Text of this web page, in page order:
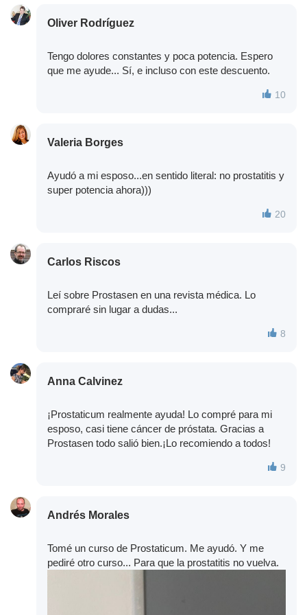
Oliver Rodríguez
Tengo dolores constantes y poca potencia. Espero
que me ayude... Sí, e incluso con este descuento.
10
Valeria Borges
Ayudó a mi esposo...en sentido literal: no prostatitis y
super potencia ahora)))
20
Carlos Riscos
Leí sobre Prostasen en una revista médica. Lo
compraré sin lugar a dudas...
8
Anna Calvinez
¡Prostaticum realmente ayuda! Lo compré para mi
esposo, casi tiene cáncer de próstata. Gracias a
Prostasen todo salió bien.¡Lo recomiendo a todos!
9
Andrés Morales
Tomé un curso de Prostaticum. Me ayudó. Y me
pediré otro curso... Para que la prostatitis no vuelva.